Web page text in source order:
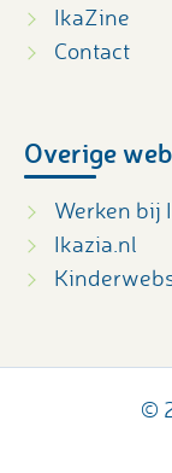
IkaZine
Contact
Overige
Werken bij
Ikazia.nl
©